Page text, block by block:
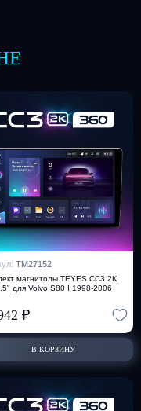
TM27152
магнитолы TEYES CC3 2K
для Volvo S80 I 1998-2006
₽
В КОРЗИНУ